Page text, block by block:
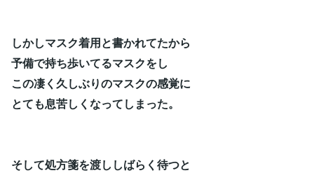
しかしマスク着用と書かれてたから
予備で持ち歩いてるマスクをし
この凄く久しぶりのマスクの感覚に
とても息苦しくなってしまった。
そして処方箋を渡ししばらく待つと